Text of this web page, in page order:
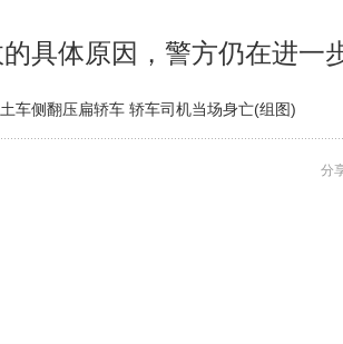
体原因，警方仍在进一
车侧翻压扁轿车 轿车司机当场身亡(组图)
分